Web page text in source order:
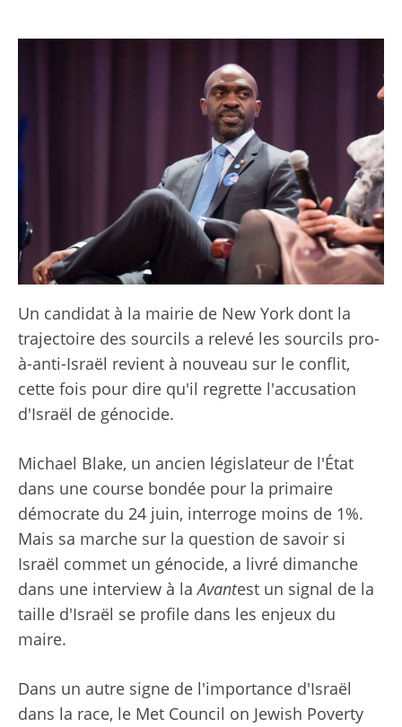
Un candidat à la mairie de New York dont la
trajectoire des sourcils a relevé les sourcils pro-
à-anti-Israël revient à nouveau sur le conflit,
cette fois pour dire qu'il regrette l'accusation
d'Israël de génocide.
Michael Blake, un ancien législateur de l'État
dans une course bondée pour la primaire
démocrate du 24 juin, interroge moins de 1%.
Mais sa marche sur la question de savoir si
Israël commet un génocide, a livré dimanche
dans une interview à laAvantest un signal de la
taille d'Israël se profile dans les enjeux du
maire.
Dans un autre signe de l'importance d'Israël
dans la race, le Met Council on Jewish Poverty